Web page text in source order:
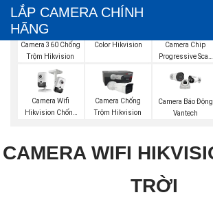
LẮP CAMERA CHÍNH
HÃNG
Camera 360 Chống
Trộm Hikvision
Color Hikvision
Camera Chip
Progressive Scan
Camera Wifi
Hikvision Chống
Camera Chống
Trộm Hikvision
Camera Báo Động
Vantech
CAMERA WIFI
TRỜI